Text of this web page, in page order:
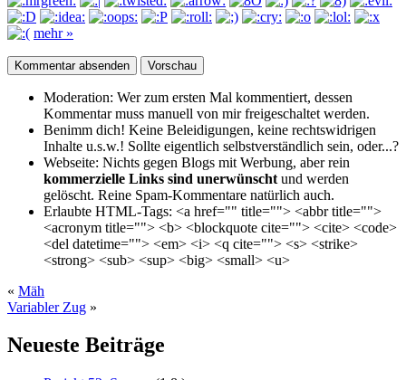
mehr »
Moderation: Wer zum ersten Mal kommentiert, dessen
Kommentar muss manuell von mir freigeschaltet werden.
Benimm dich! Keine Beleidigungen, keine rechtswidrigen
Inhalte u.s.w.! Sollte eigentlich selbst­verständlich sein, oder...?
Webseite: Nichts gegen Blogs mit Werbung, aber rein
kommerzielle Links sind unerwünscht und werden
gelöscht. Reine Spam-Kommentare natürlich auch.
Erlaubte HTML-Tags: <a href="" title=""> <abbr title="">
<acronym title=""> <b> <blockquote cite=""> <cite> <code>
<del datetime=""> <em> <i> <q cite=""> <s> <strike>
<strong> <sub> <sup> <big> <small> <u>
« Mäh
Variabler Zug »
Neueste Beiträge